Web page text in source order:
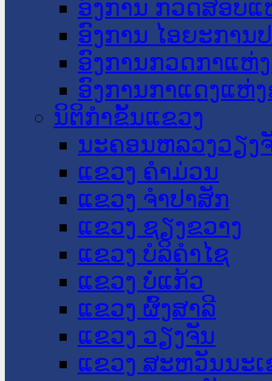
ອົງການ ກວດສອບແ
ອົງການ ໄອຍະການ
ອົງການກວດກາແຫ່
ອົງການກາແດງແຫ່
ນິຕິກໍາຂັ້ນແຂວງ
ນະ​ຄອນ​ຫລວງວຽງ
ແຂວງ ຄໍາມ່ວນ
ແຂວງ ຈໍາປາສັກ
ແຂວງ ຊຽງຂວາງ
ແຂວງ ບໍລິຄໍາໄຊ
ແຂວງ ບໍ່ແກ້ວ
ແຂວງ ຜົ້ງສາລີ
ແຂວງ ວຽງຈັນ
ແຂວງ ສະຫວັນນະ